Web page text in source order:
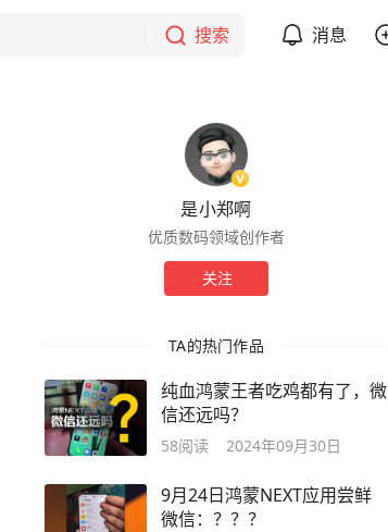
搜索 消息
是小郑啊
优质数码领域创作者
关注
TA的热门作品
纯血鸿蒙王者吃鸡都有了，微
信还远吗？
58阅读 2024年09月30日
9月24日鸿蒙NEXT应用尝鲜
微信：？？？